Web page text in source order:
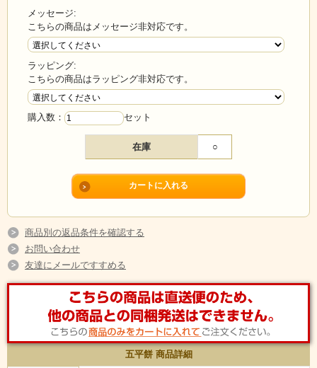
巴庵の自信作！特製くるみだれの五平餅3種類ともちも
ちの串だんごセット！
原料と製法と品質に徹底してこだわった、大正10年創業の岐阜の老舗和
メッセージ:
こちらの商品はメッセージ非対応です。
ラッピング:
こちらの商品はラッピング非対応です。
購入数： セット
在庫 ○
商品別の返品条件を確認する
お問い合わせ
友達にメールですすめる
五平餅 商品詳細